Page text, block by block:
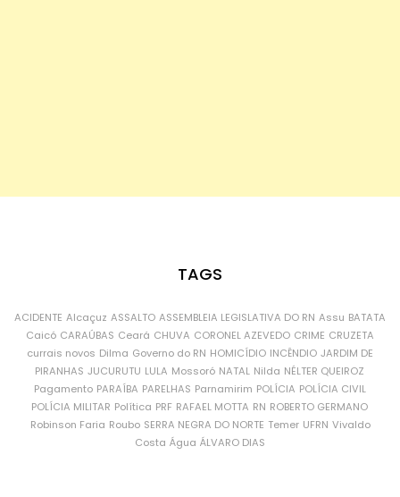
TAGS
ACIDENTE Alcaçuz ASSALTO ASSEMBLEIA LEGISLATIVA DO RN Assu BATATA
Caicó CARAÚBAS Ceará CHUVA CORONEL AZEVEDO CRIME CRUZETA
currais novos Dilma Governo do RN HOMICÍDIO INCÊNDIO JARDIM DE
PIRANHAS JUCURUTU LULA Mossoró NATAL Nilda NÉLTER QUEIROZ
Pagamento PARAÍBA PARELHAS Parnamirim POLÍCIA POLÍCIA CIVIL
POLÍCIA MILITAR Política PRF RAFAEL MOTTA RN ROBERTO GERMANO
Robinson Faria Roubo SERRA NEGRA DO NORTE Temer UFRN Vivaldo
Costa Água ÁLVARO DIAS